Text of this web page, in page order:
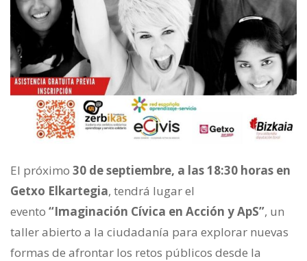
El próximo 30 de septiembre, a las 18:30 horas en
Getxo Elkartegia, tendrá lugar el
evento “Imaginación Cívica en Acción y ApS”, un
taller abierto a la ciudadanía para explorar nuevas
formas de afrontar los retos públicos desde la